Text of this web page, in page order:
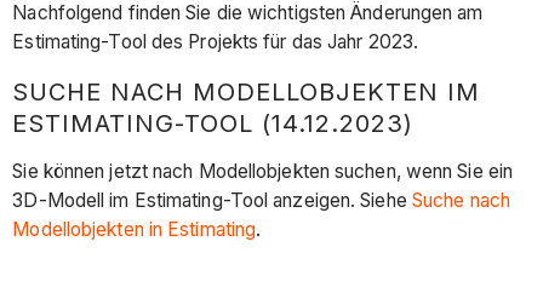
Nachfolgend finden Sie die wichtigsten Änderungen am
Estimating-Tool des Projekts für das Jahr 2023.
SUCHE NACH MODELLOBJEKTEN IM
ESTIMATING-TOOL (14.12.2023)
Sie können jetzt nach Modellobjekten suchen, wenn Sie ein
3D-Modell im Estimating-Tool anzeigen. Siehe Suche nach
Modellobjekten in Estimating.